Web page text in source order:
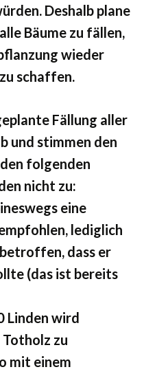
Deshalb plane
Bäume zu fällen,
wieder
schaffen.
Fällung aller
und stimmen den
folgenden
nicht zu:
eine
lediglich
dass er
(das ist bereits
Linden wird
zu
mit einem